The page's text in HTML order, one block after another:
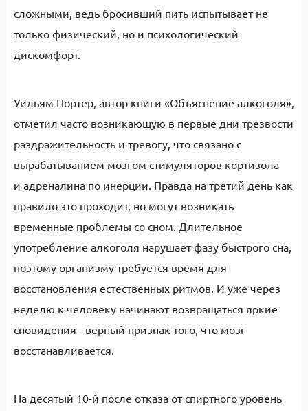
сложными, ведь бросивший пить испытывает не
только физический, но и психологический
дискомфорт.
Уильям Портер, автор книги «Объяснение алкоголя»,
отметил часто возникающую в первые дни трезвости
раздражительность и тревогу, что связано с
вырабатыванием мозгом стимуляторов кортизола
и адреналина по инерции. Правда на третий день как
правило это проходит, но могут возникать
временные проблемы со сном. Длительное
употребление алкоголя нарушает фазу быстрого сна,
поэтому организму требуется время для
восстановления естественных ритмов. И уже через
неделю к человеку начинают возвращаться яркие
сновидения - верный признак того, что мозг
восстанавливается.
На десятый 10-й после отказа от спиртного уровень